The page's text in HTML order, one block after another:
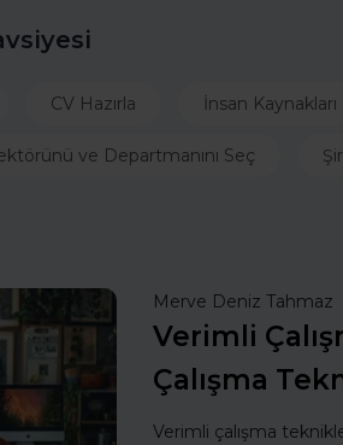
CV Hazırla İnsan Kaynakları
ve Departmanını Seç
Merve Deniz Tahmaz
Verimli
Çalışma
Verimli çalışma